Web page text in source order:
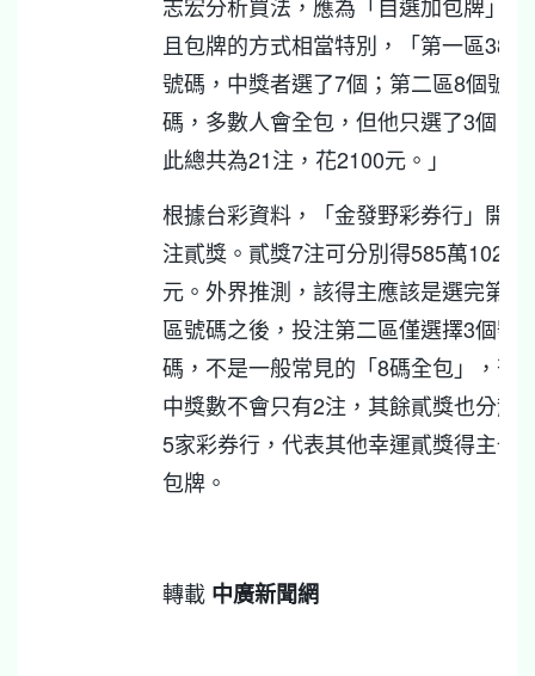
且包牌的方式相當特別，「第一區38個
號碼，中獎者選了7個；第二區8個號
碼，多數人會全包，但他只選了3個，
此總共為21注，花2100元。」
根據台彩資料，「金發野彩券行」開出
注貳獎。貳獎7注可分別得585萬1027
元。外界推測，該得主應該是選完第一
區號碼之後，投注第二區僅選擇3個號
碼，不是一般常見的「8碼全包」，否
中獎數不會只有2注，其餘貳獎也分散
5家彩券行，代表其他幸運貳獎得主也
包牌。
轉載 中廣新聞網